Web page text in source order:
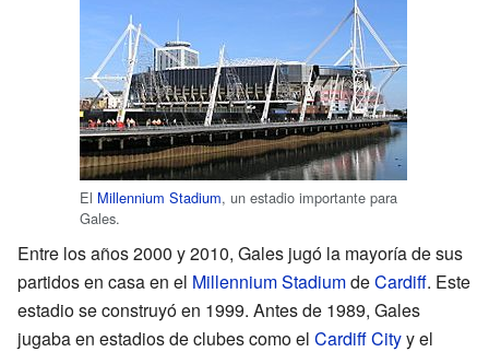
El Millennium Stadium, un estadio importante para
Gales.
Entre los años 2000 y 2010, Gales jugó la mayoría de sus
partidos en casa en el Millennium StadiumdeCardiff. Este
estadio se construyó en 1999. Antes de 1989, Gales
jugaba en estadios de clubes como el Cardiff Cityy el